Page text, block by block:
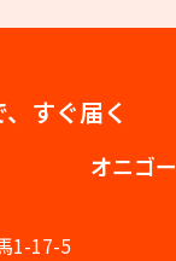
すぐ届く
オニゴー
1-17-5